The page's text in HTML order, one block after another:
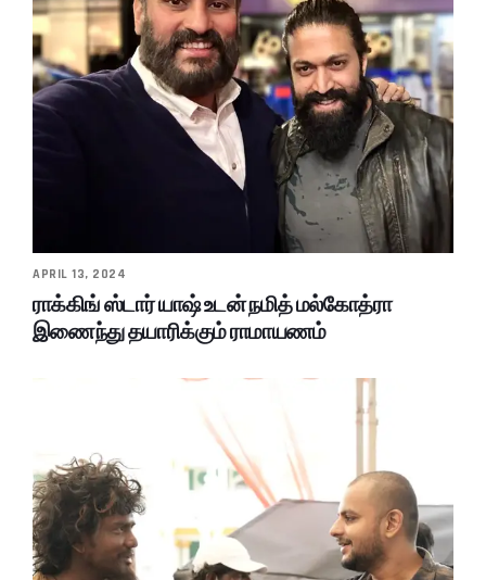
APRIL 13, 2024
ராக்கிங் ஸ்டார் யாஷ் உடன் நமித் மல்கோத்ரா
இணைந்து தயாரிக்கும் ராமாயணம்